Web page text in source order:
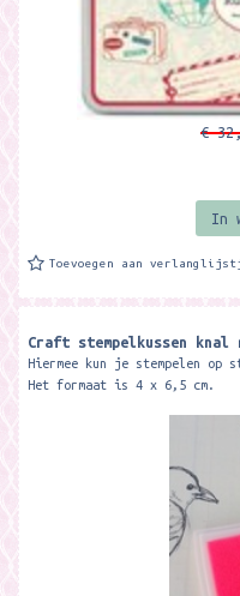
€
In
Toevoegen aan
Craft stempelkussen knal
Hiermee kun je stempelen
Het formaat is 4 x 6,5 cm.